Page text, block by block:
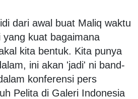
dari awal buat Maliq waktu
yang kuat bagaimana
kita bentuk. Kita punya
ini akan 'jadi' ni band-
konferensi pers
Pelita di Galeri Indonesia